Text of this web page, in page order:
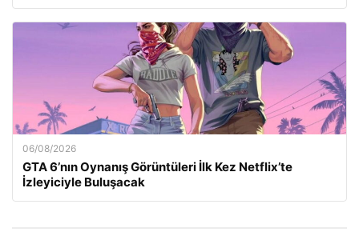
06/08/2026
GTA 6’nın Oynanış Görüntüleri İlk Kez Netflix’te
İzleyiciyle Buluşacak